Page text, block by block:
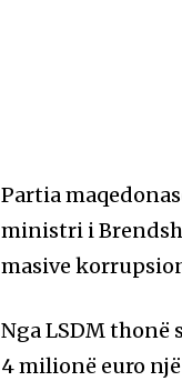
Partia
ministri i
masive
Nga LSDM thonë
4 milionë euro